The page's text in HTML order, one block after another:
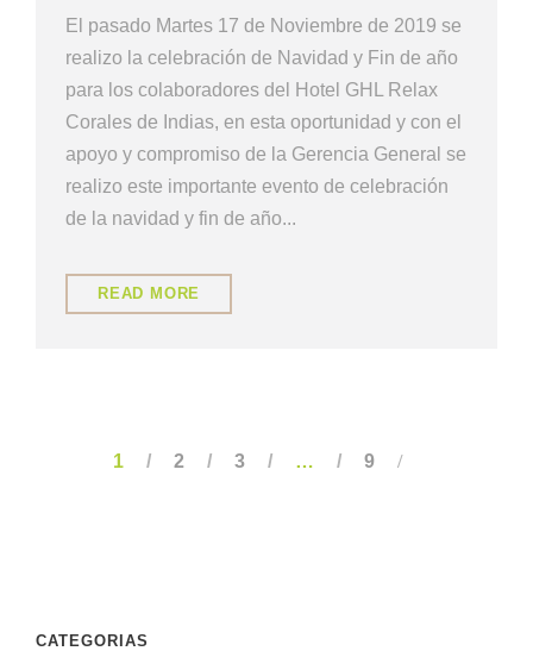
El pasado Martes 17 de Noviembre de 2019 se
realizo la celebración de Navidad y Fin de año
para los colaboradores del Hotel GHL Relax
Corales de Indias, en esta oportunidad y con el
apoyo y compromiso de la Gerencia General se
realizo este importante evento de celebración
de la navidad y fin de año...
READ MORE
1 2 3 … 9
CATEGORIAS